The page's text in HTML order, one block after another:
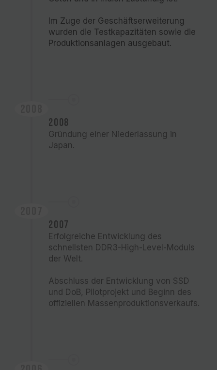
Im Zuge der Geschäftserweiterung
wurden die Testkapazitäten sowie die
Produktionsanlagen ausgebaut.
2008
Gründung einer Niederlassung in
Japan.
2007
Erfolgreiche Entwicklung des
schnellsten DDR3-High-Level-Moduls
der Welt.
Abschluss der Entwicklung von SSD
und DoB, Pilotprojekt und Beginn des
offiziellen Massenproduktionsverkaufs.